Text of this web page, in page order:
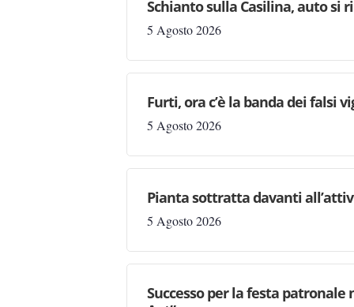
Schianto sulla Casilina, auto si
5 Agosto 2026
Furti, ora c’è la banda dei falsi
5 Agosto 2026
Pianta sottratta davanti
5 Agosto 2026
Successo per la festa